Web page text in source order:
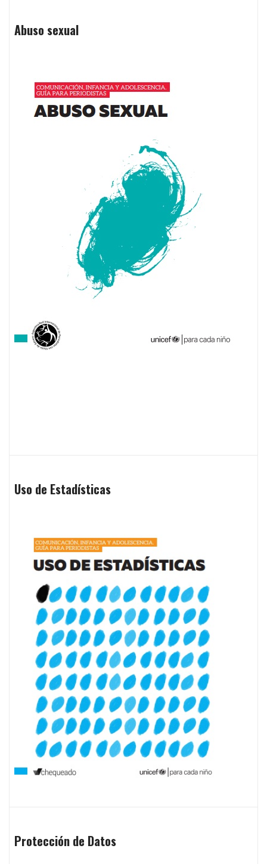
Abuso sexual
Uso de Estadísticas
Protección de Datos